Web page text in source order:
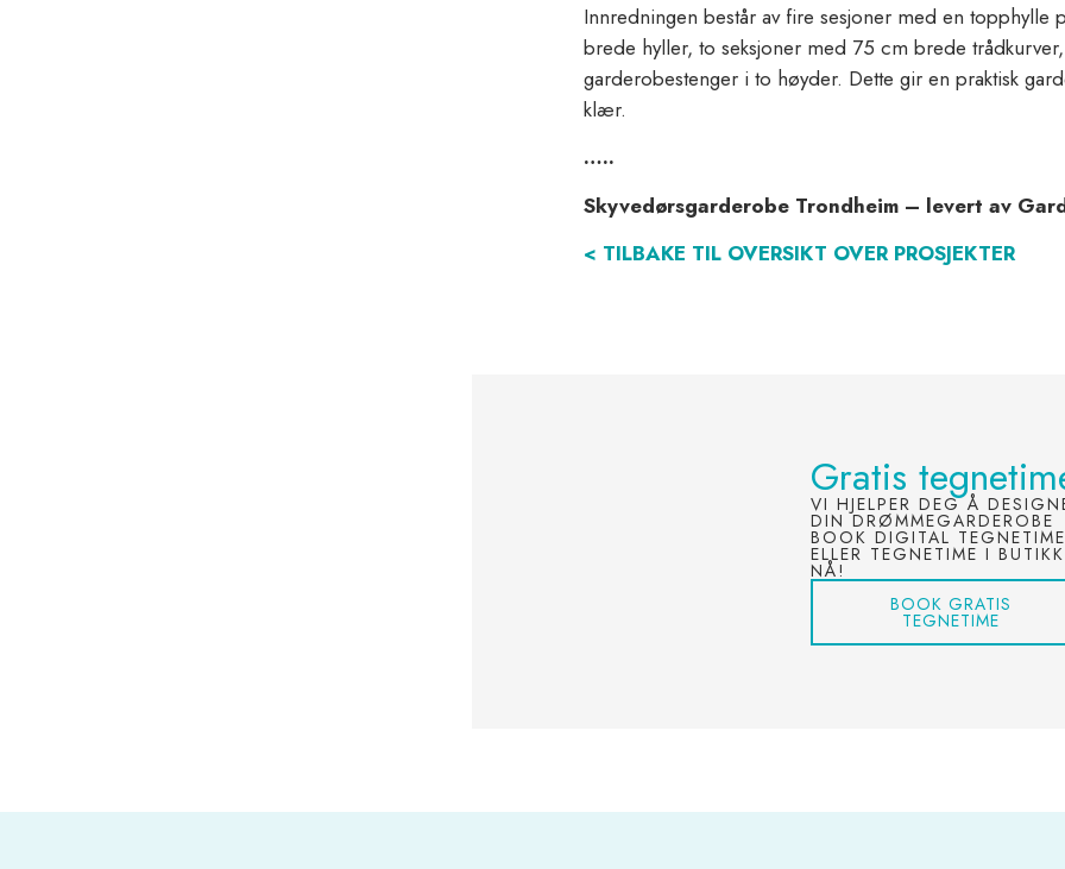
Innredningen består av fire sesjoner med en topphylle
brede hyller, to seksjoner med 75 cm brede
garderobestenger i to høyder. Dette gir en praktisk
klær.
…..
Skyvedørsgarderobe Trondheim – levert av
< TILBAKE TIL OVERSIKT OVER PROSJEKTER
Gratis
VI HJELPER DEG Å
DIN DRØMMEGARDEROBE
BOOK DIGITAL TEGNETIME
ELLER TEGNETIME I BUTIKK
NÅ!
BOOK GRATIS
TEGNETIME